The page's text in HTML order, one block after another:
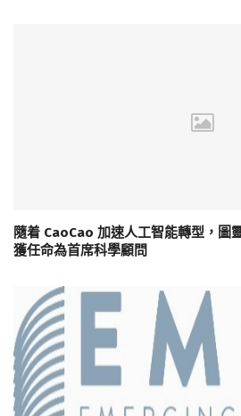
隨着 CaoCao 加速人工智能轉型，圖
獲任命為首席科學顧問